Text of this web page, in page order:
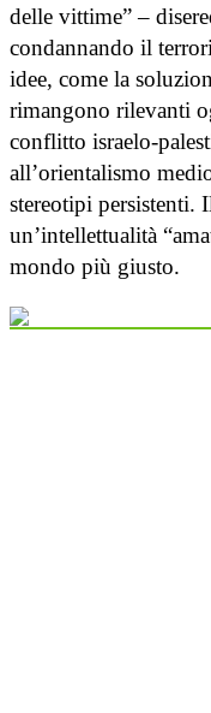
delle vittime” –
condannando il
idee, come la
rimangono rilevanti
conflitto israelo-
all’orientalismo
stereotipi persistenti.
un’intellettualità
mondo più giusto.